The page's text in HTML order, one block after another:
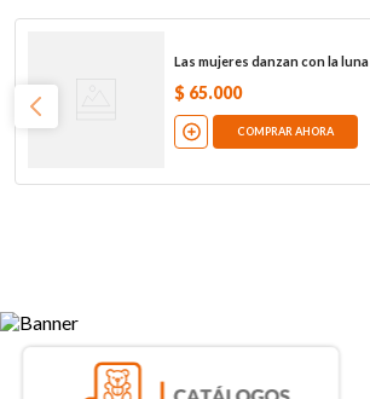
Las mujeres danzan con la luna
$ 65.000
COMPRAR AHORA